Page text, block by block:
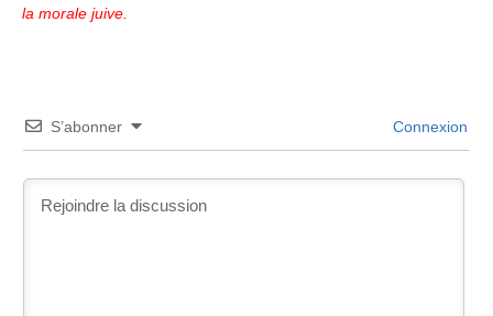
la morale juive.
S’abonner Connexion